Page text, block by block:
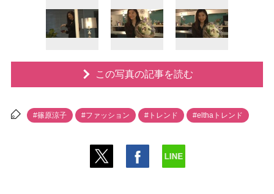
この写真の記事を読む
#篠原涼子 #ファッション #トレンド #elthaトレンド